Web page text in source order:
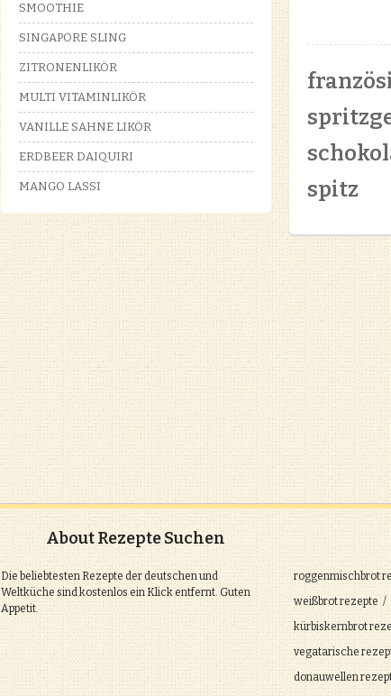
spitz
SMOOTHIE
SINGAPORE SLING
ZITRONENLIKÖR
MULTI VITAMINLIKÖR
VANILLE SAHNE LIKÖR
ERDBEER DAIQUIRI
MANGO LASSI
About Rezepte Suchen
Die beliebtesten Rezepte der deutschen und
Weltküche sind kostenlos ein Klick entfernt. Guten
Appetit.
roggenmischbrot
weißbrotrezepte
kürbiskernbrot
vegatarische
donauwellen